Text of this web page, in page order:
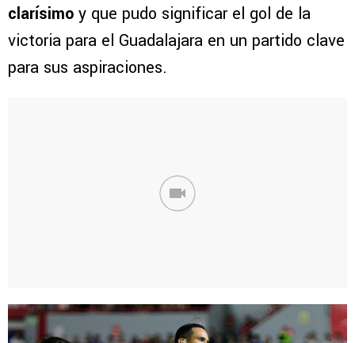
clarísimo y que pudo significar el gol de la
victoria para el Guadalajara en un partido clave
para sus aspiraciones.